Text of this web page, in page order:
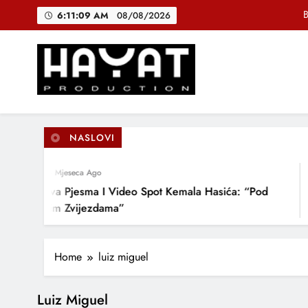
6:11:09 AM 08/08/2026
DJEČIJI
DJEČIJI
Hayat Production
Promocija domaće muzike
NASLOVI
4 Mjeseca Ago
Nova Pjesma I Video Spot Kemala Hasića: “Pod
Ovim Zvijezdama”
Home luiz miguel
Luiz Miguel